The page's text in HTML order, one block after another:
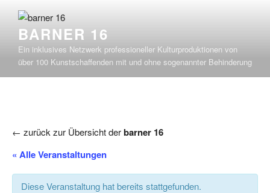
Inhalt
springenBARNER 16
Ein inklusives Netzwerk professioneller Kulturproduktionen von
über 100 Kunstschaffenden mit und ohne sogenannter Behinderung
← zurück zur Übersicht derbarner 16
« Alle Veranstaltungen
Diese Veranstaltung hat bereits stattgefunden.